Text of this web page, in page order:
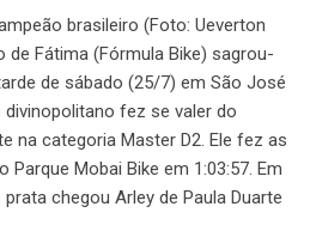
brasileiro (Foto: Ueverton
de Fátima (Fórmula Bike) sagrou-
de sábado (25/7) em São José
fez se valer do
na categoria Master D2. Ele fez as
Mobai Bike em 1:03:57. Em
chegou Arley de Paula Duarte